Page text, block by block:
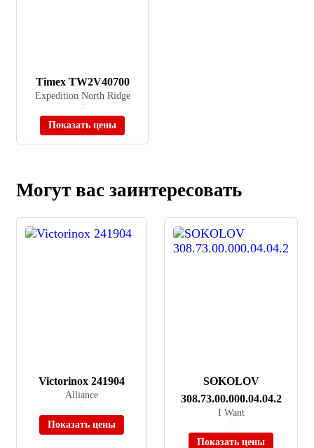
Timex TW2V40700
Expedition North Ridge
Показать цены
Могут вас заинтересовать
Victorinox 241904
Alliance
Показать цены
SOKOLOV
308.73.00.000.04.04.2
I Want
Показать цены